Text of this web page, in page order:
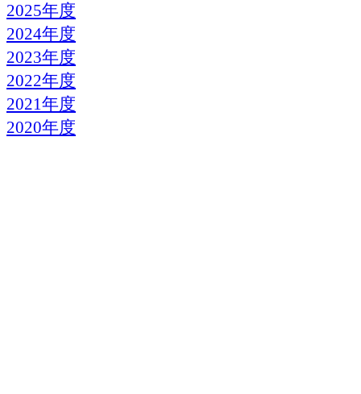
2025年度
2024年度
2023年度
2022年度
2021年度
2020年度